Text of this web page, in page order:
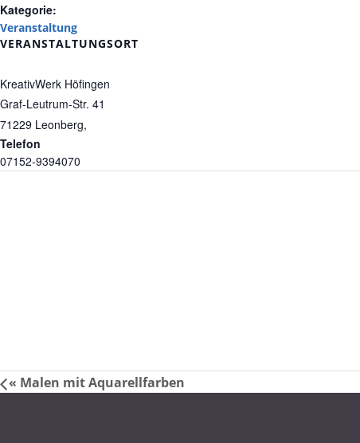
Kategorie:
Veranstaltung
VERANSTALTUNGSORT
KreativWerk Höfingen
Graf-Leutrum-Str. 41
71229 Leonberg,
Telefon
07152-9394070
« Malen mit Aquarellfarben